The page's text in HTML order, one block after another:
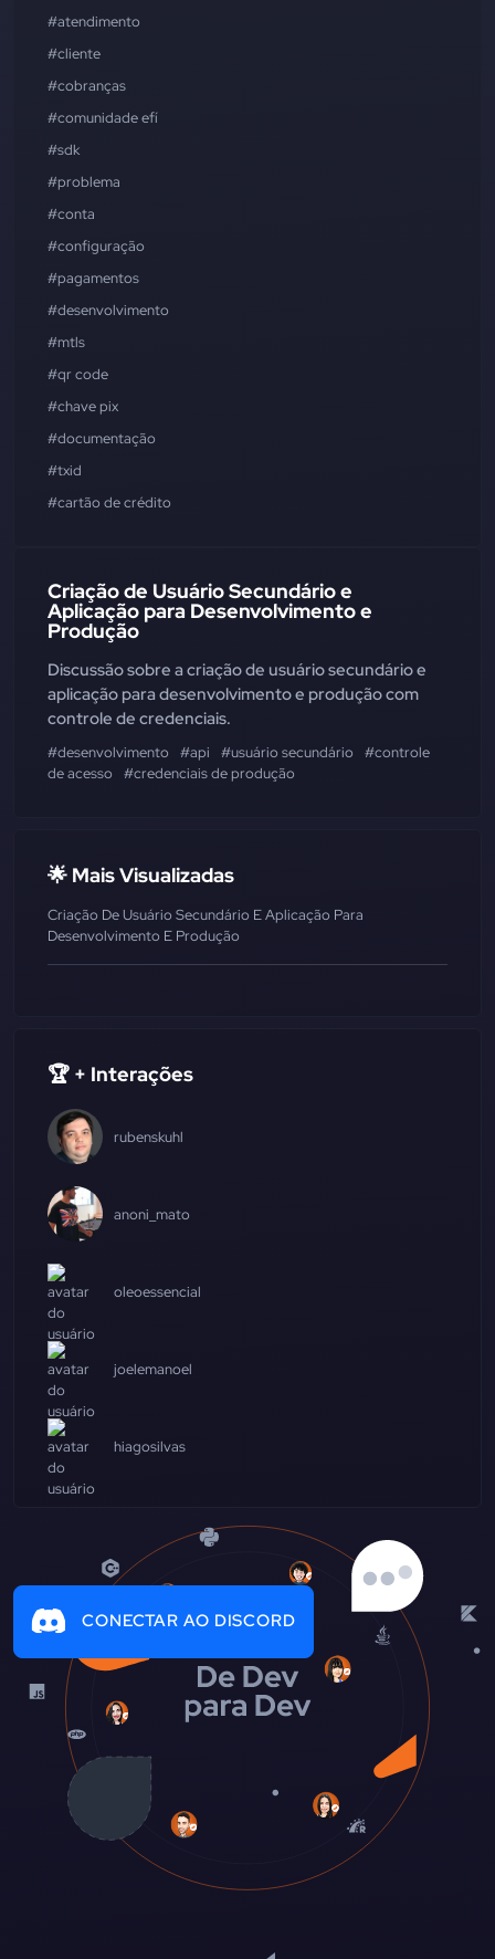
#atendimento
#cliente
#cobranças
#comunidade efí
#sdk
#problema
#conta
#configuração
#pagamentos
#desenvolvimento
#mtls
#qr code
#chave pix
#documentação
#txid
#cartão de crédito
Criação de Usuário Secundário e
Aplicação para Desenvolvimento e
Produção
Discussão sobre a criação de usuário secundário e
aplicação para desenvolvimento e produção com
controle de credenciais.
#desenvolvimento #api #usuário secundário
#controle
de acesso
#credenciais de produção
🌟 Mais Visualizadas
Criação De Usuário Secundário E Aplicação Para
Desenvolvimento E Produção
🏆 + Interações
rubenskuhl
anoni_mato
oleoessencial
joelemanoel
hiagosilvas
CONECTAR AO DISCORD